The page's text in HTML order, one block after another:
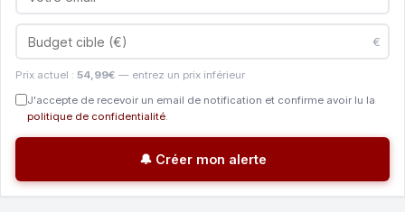
€
Prix actuel : 54,99€ — entrez un prix inférieur
J'accepte de recevoir un email de notification et confirme avoir lu la
politique de confidentialité.
🔔 Créer mon alerte